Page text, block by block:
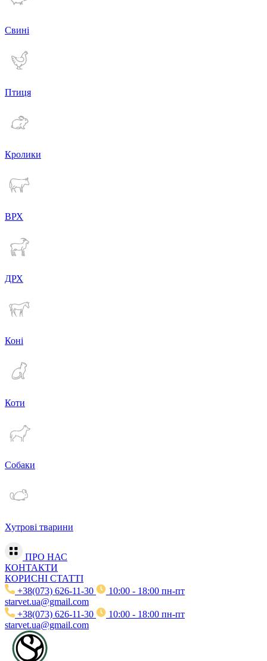
Свині
Птиця
Кролики
ВРХ
ДРХ
Коні
Коти
Собаки
Хутрові тварини
ПРО НАС
КОНТАКТИ
КОРИСНІ СТАТТІ
+38(073) 626-11-30
10:00 - 18:00 пн-пт
starvet.ua@gmail.com
+38(073) 626-11-30
10:00 - 18:00 пн-пт
starvet.ua@gmail.com